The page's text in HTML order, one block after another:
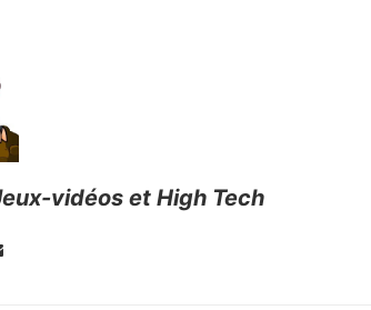
vidéos et High Tech